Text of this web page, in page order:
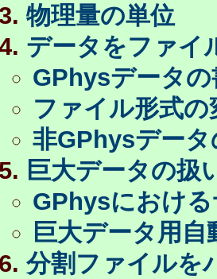
物理量の単位
データをファイ
GPhysデータの
ファイル形式の
非GPhysデー
巨大データの扱
GPhysにおけ
巨大データ用
分割ファイルを